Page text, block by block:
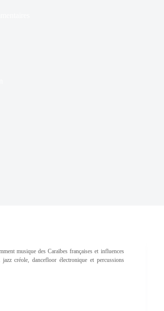
musique des Caraïbes françaises et influences
créole, dancefloor électronique et percussions